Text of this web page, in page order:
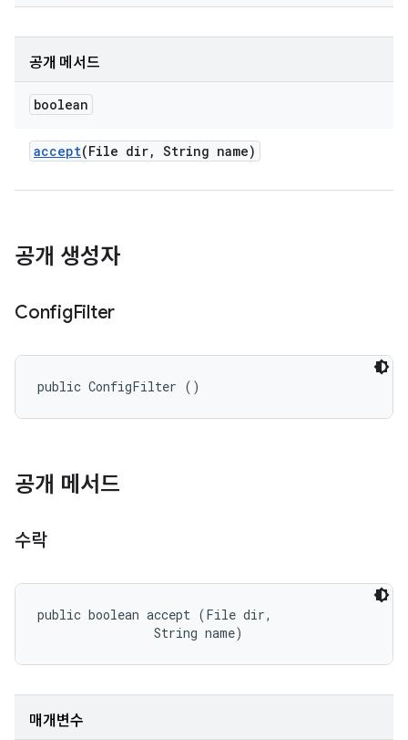
공개 메서드
boolean
accept(File dir, String name)
공개 생성자
ConfigFilter
public ConfigFilter ()
공개 메서드
수락
public boolean accept (File dir,
                String name)
매개변수